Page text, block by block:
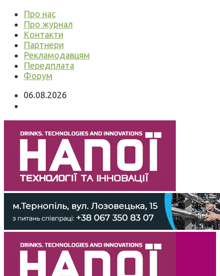
Про нас
Про журнал
Контакти
Партнери
Рекламодавцям
Передплата
Форум
06.08.2026